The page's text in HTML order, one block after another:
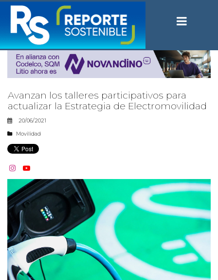
Avanzan los talleres participativos para
actualizar la Estrategia de Electromovilidad
20/06/2021
Movilidad
 